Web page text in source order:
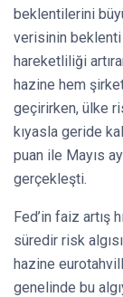
beklentilerini
verisinin beklenti
hareketliliği
hazine hem
geçirirken, ülke
kıyasla geride
puan ile Mayıs
gerçekleşti.
Fed’in faiz artış
süredir risk
hazine
genelinde bu